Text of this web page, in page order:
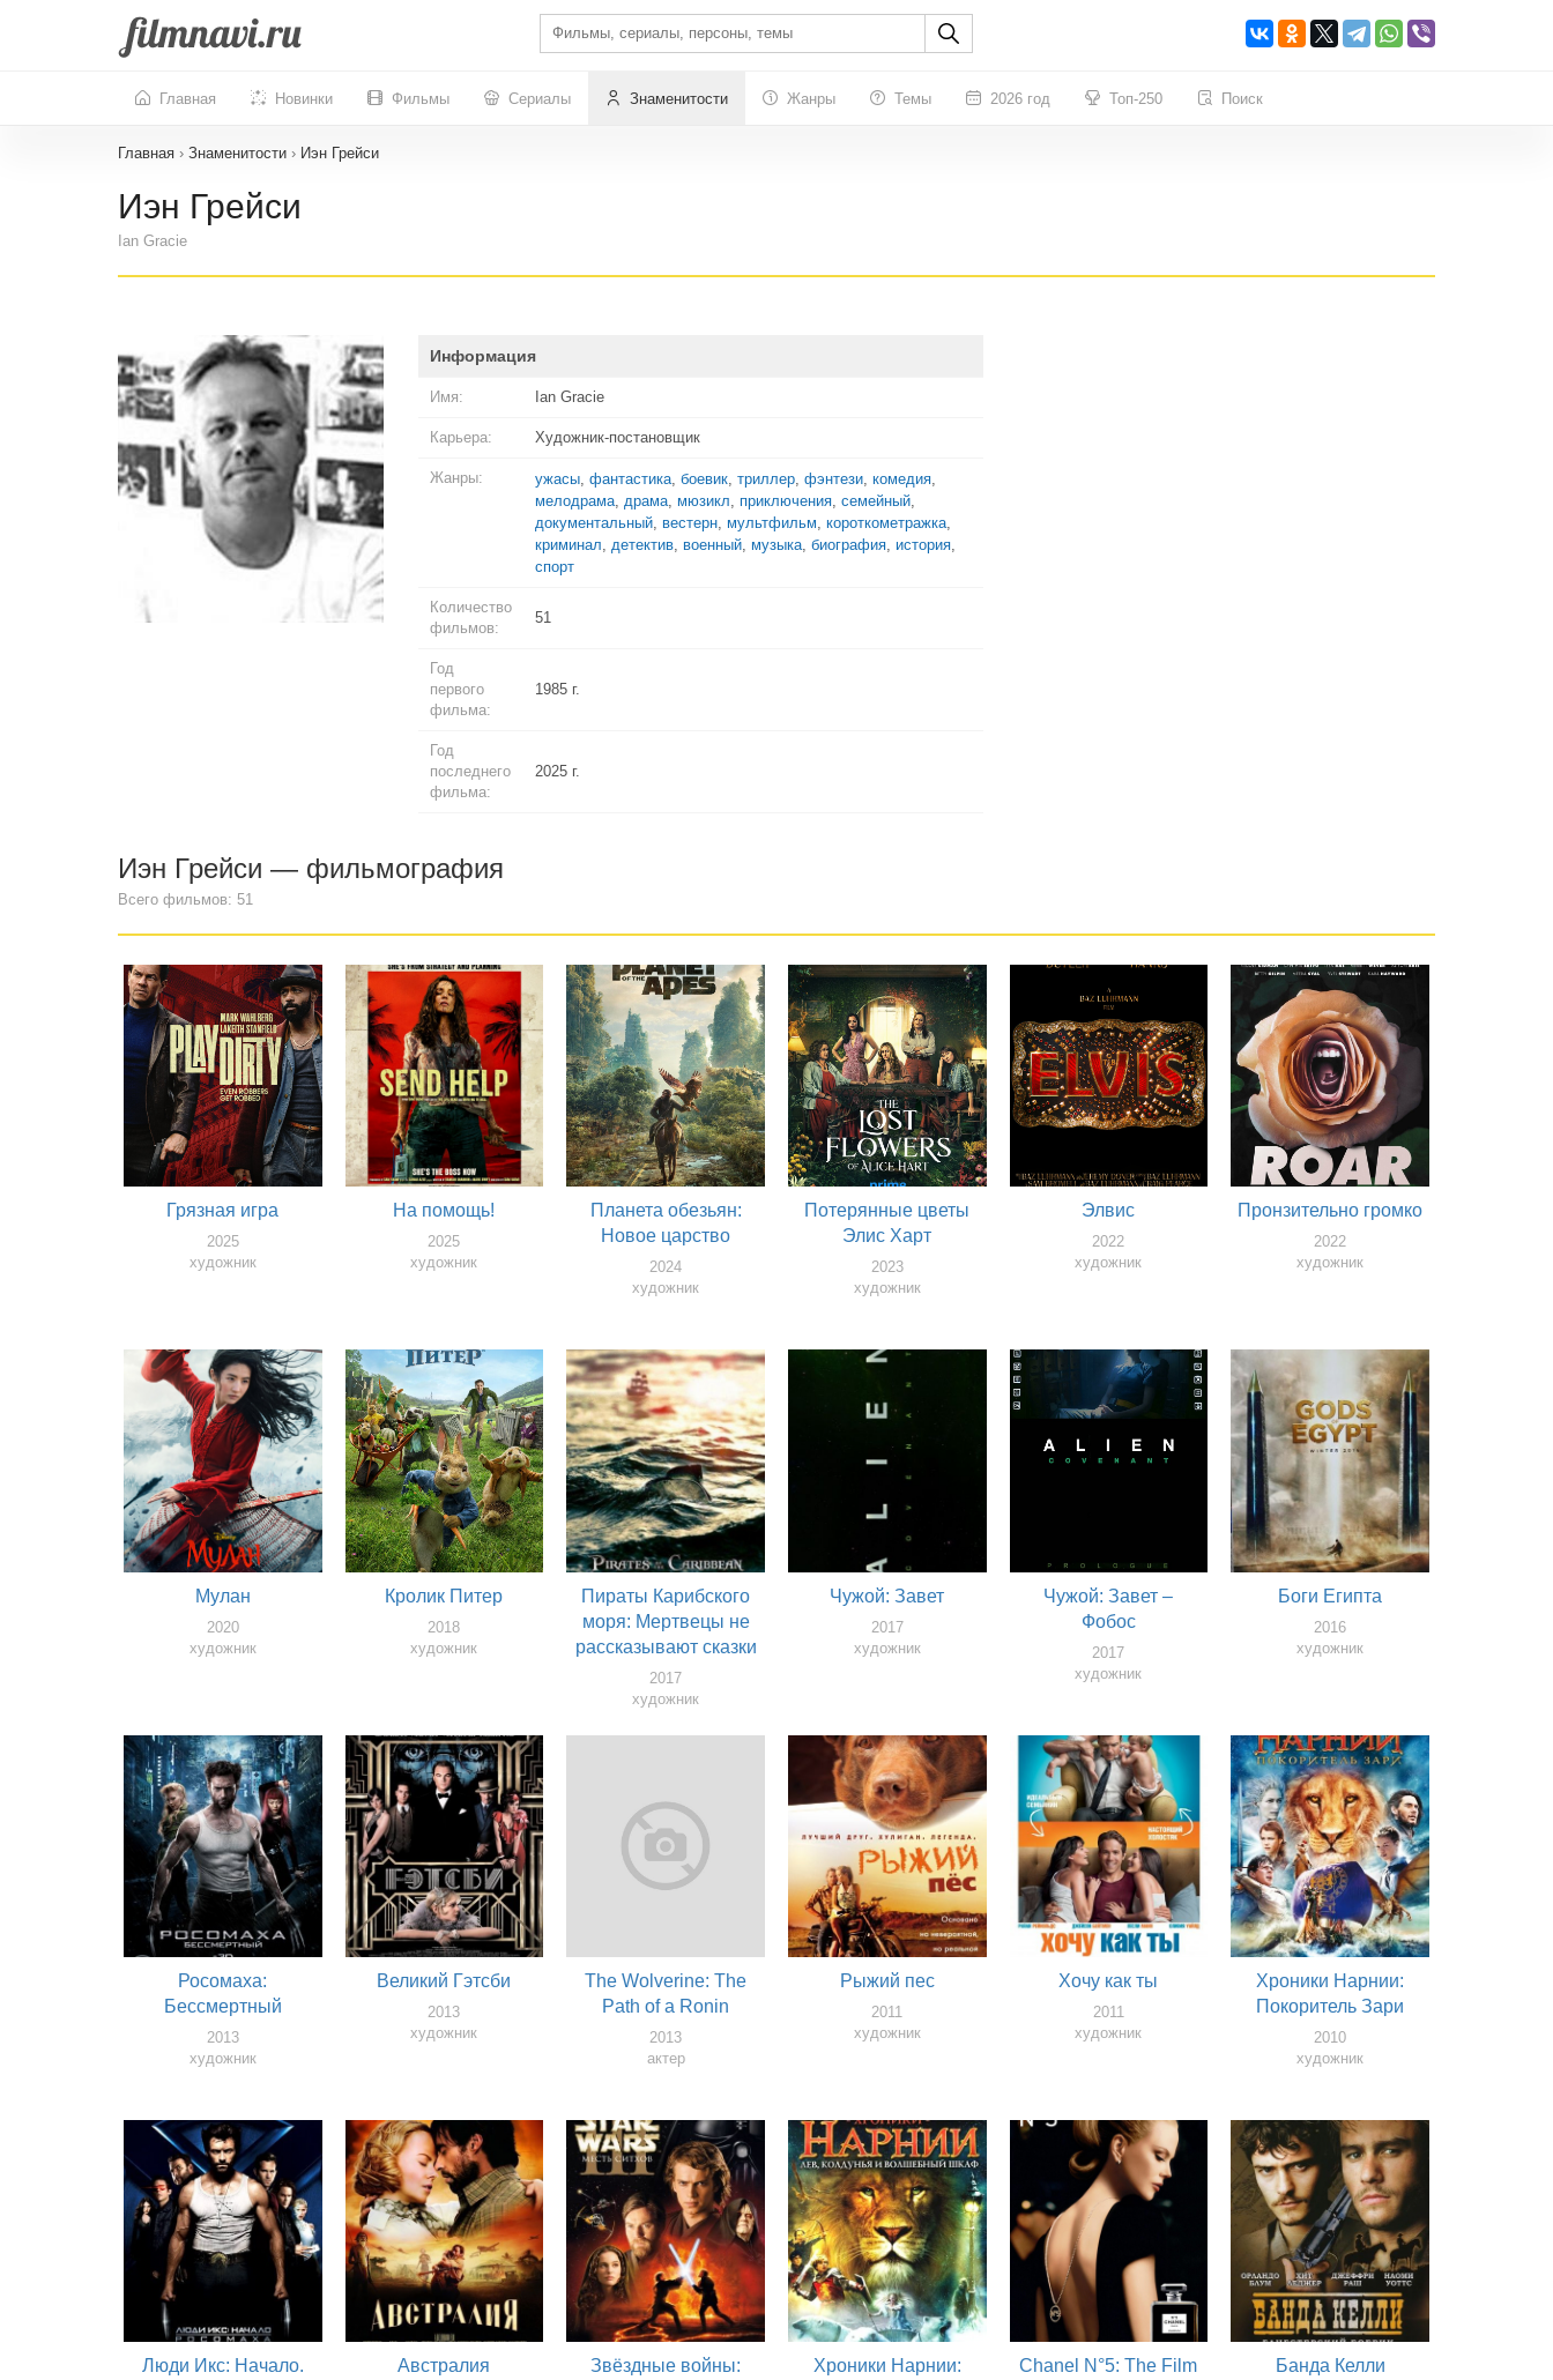
Главная Новинки Фильмы Сериалы Знаменитости Жанры Темы 2026 год Топ-250 Поиск
Главная › Знаменитости › Иэн Грейси
Иэн Грейси
Ian Gracie
Информация
Имя: Ian Gracie
Карьера: Художник-постановщик
Жанры: ужасы, фантастика, боевик, триллер, фэнтези, комедия,
мелодрама, драма, мюзикл, приключения, семейный,
документальный, вестерн, мультфильм, короткометражка,
криминал, детектив, военный, музыка, биография, история,
спорт
Количество
фильмов:
51
Год
первого
фильма:
1985 г.
Год
последнего
фильма:
2025 г.
Иэн Грейси — фильмография
Всего фильмов: 51
Грязная игра
2025
художник
На помощь!
2025
художник
Планета обезьян:
Новое царство
2024
художник
Потерянные цветы
Элис Харт
2023
художник
Элвис
2022
художник
Пронзительно громко
2022
художник
Мулан
2020
художник
Кролик Питер
2018
художник
Пираты Карибского
моря: Мертвецы не
рассказывают сказки
2017
художник
Чужой: Завет
2017
художник
Чужой: Завет –
Фобос
2017
художник
Боги Египта
2016
художник
Росомаха:
Бессмертный
2013
художник
Великий Гэтсби
2013
художник
The Wolverine: The
Path of a Ronin
2013
актер
Рыжий пес
2011
художник
Хочу как ты
2011
художник
Хроники Нарнии:
Покоритель Зари
2010
художник
Люди Икс: Начало.
Австралия
Звёздные войны:
Хроники Нарнии:
Chanel N°5: The Film Банда Келли